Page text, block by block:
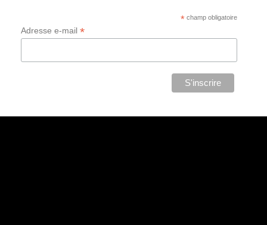
*champ obligatoire
Adresse e-mail *